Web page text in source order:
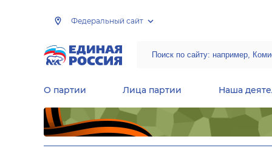
Федеральный сайт
О партии Лица партии Наша